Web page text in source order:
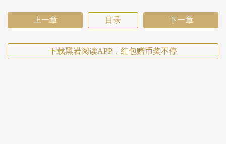
上一章 目录 下一章
下载黑岩阅读APP，红包赠币奖不停